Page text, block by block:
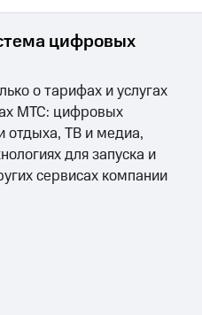
цифровых
о тарифах и услугах
МТС: цифровых
отдыха, ТВ и медиа,
для запуска и
сервисах компании